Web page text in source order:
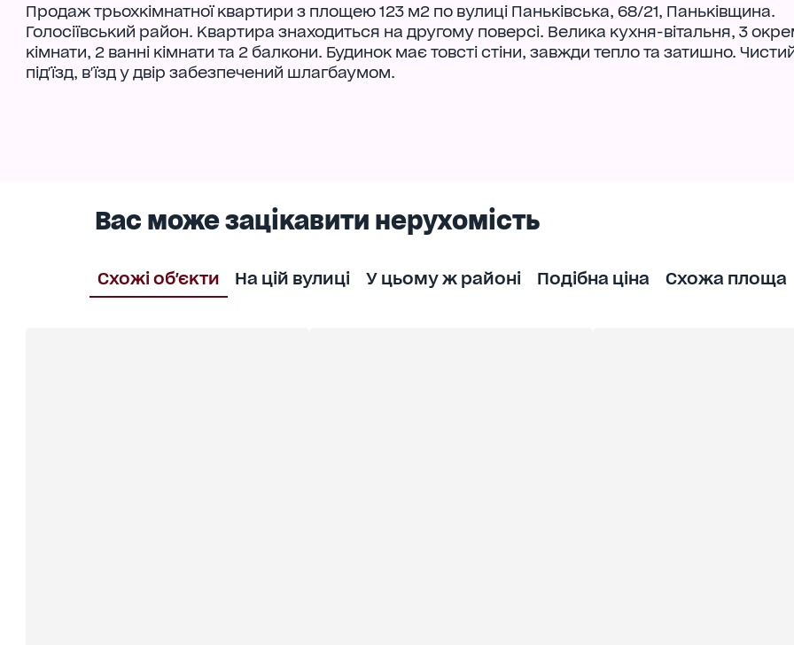
Продаж трьохкімнатної квартири з площею 123 м2 по вулиці Паньківська, 68/21, Паньківщина.
Голосіївський район. Квартира знаходиться на другому поверсі. Велика кухня-вітальня, 3
кімнати, 2 ванні кімнати та 2 балкони. Будинок має товсті стіни, завжди тепло та затишно.
під'їзд, в'їзд у двір забезпечений шлагбаумом.
Вас може зацікавити нерухомість
Схожі об'єкти На цій вулиці У цьому ж районі Подібна ціна Схожа площа